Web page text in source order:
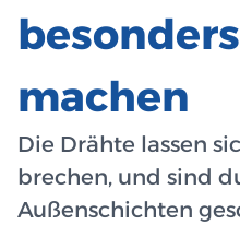
machen
Die Drähte lassen
brechen, und sind
Außenschichten